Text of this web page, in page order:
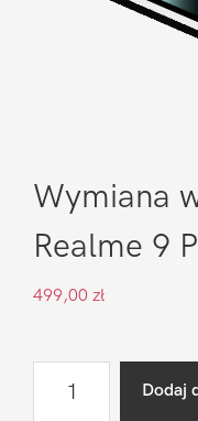
Wymiana
Realme 9
499,00 zł
Dodaj